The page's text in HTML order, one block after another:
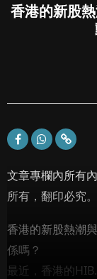
香港的新股
文章專欄內所有
所有，翻印必究。
香港的新股熱潮
係嗎？
最近，香港的